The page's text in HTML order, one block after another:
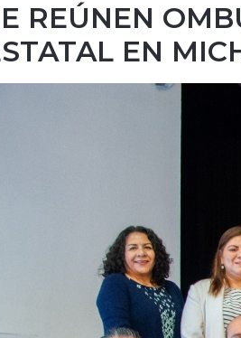
REÚNEN
EN